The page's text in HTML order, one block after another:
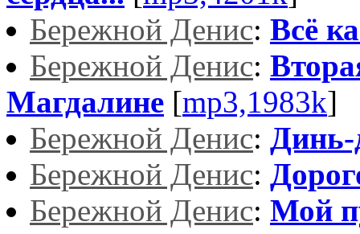
Бережной Денис: Всё
Бережной Денис:
Магдалине [mp3,1983k]
Бережной Денис: Динь-
Бережной Денис:
Бережной Денис: Мой